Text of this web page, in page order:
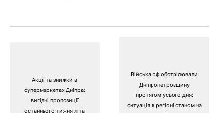
Акції та знижки в
супермаркетах Дніпра:
вигідні пропозиції
останнього тижня літа
Війська рф обстрілювали
Дніпропетровщину
протягом усього дня:
ситуація в регіоні станом на